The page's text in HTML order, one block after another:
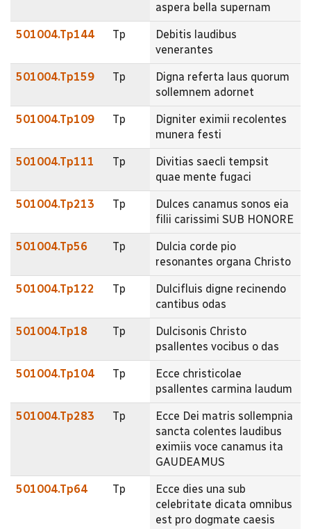
aspera bella supernam
501004.Tp144 Tp
Debitis laudibus
venerantes
501004.Tp159 Tp
Digna referta laus quorum
sollemnem adornet
501004.Tp109 Tp
Digniter eximii recolentes
munera festi
501004.Tp111 Tp
Divitias saecli tempsit
quae mente fugaci
501004.Tp213 Tp
Dulces canamus sonos eia
filii carissimi SUB HONORE
501004.Tp56 Tp
Dulcia corde pio
resonantes organa Christo
501004.Tp122 Tp
Dulcifluis digne recinendo
cantibus odas
501004.Tp18 Tp
Dulcisonis Christo
psallentes vocibus o das
501004.Tp104 Tp
Ecce christicolae
psallentes carmina laudum
501004.Tp283 Tp
Ecce Dei matris sollempnia
sancta colentes laudibus
eximiis voce canamus ita
GAUDEAMUS
501004.Tp64 Tp
Ecce dies una sub
celebritate dicata omnibus
est pro dogmate caesis